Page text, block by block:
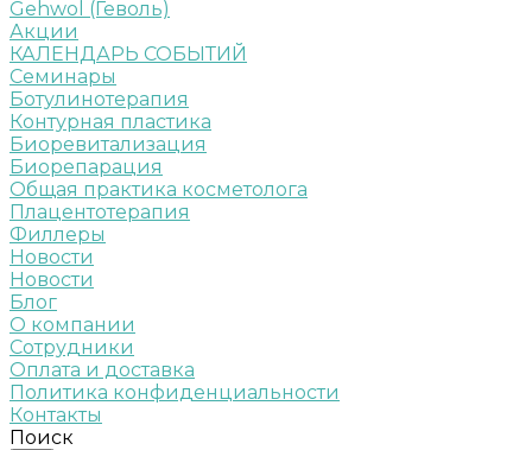
Gehwol (Геволь)
Акции
КАЛЕНДАРЬ СОБЫТИЙ
Семинары
Ботулинотерапия
Контурная пластика
Биоревитализация
Биорепарация
Общая практика косметолога
Плацентотерапия
Филлеры
Новости
Новости
Блог
О компании
Сотрудники
Оплата и доставка
Политика конфиденциальности
Контакты
Поиск